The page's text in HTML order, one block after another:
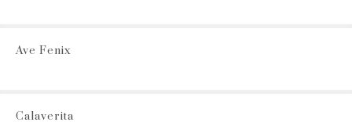
Ave Fenix
Calaverita